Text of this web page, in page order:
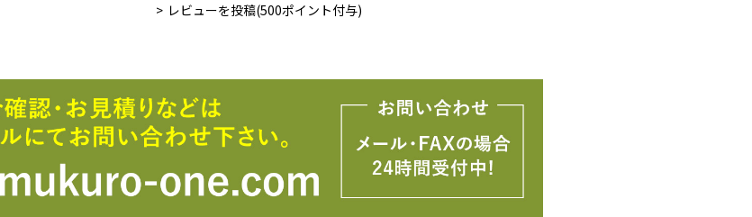
レビューを投稿(500ポイント付与)